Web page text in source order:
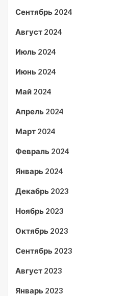
Сентябрь 2024
Август 2024
Июль 2024
Июнь 2024
Май 2024
Апрель 2024
Март 2024
Февраль 2024
Январь 2024
Декабрь 2023
Ноябрь 2023
Октябрь 2023
Сентябрь 2023
Август 2023
Январь 2023